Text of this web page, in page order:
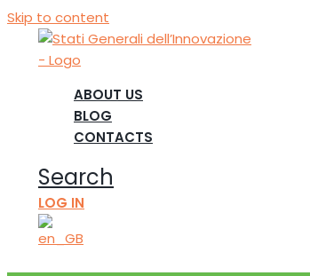
Skip to content
ABOUT US
BLOG
CONTACTS
Search
LOG IN